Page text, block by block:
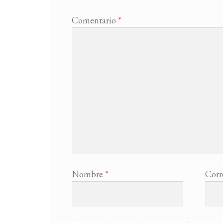
Comentario *
Nombre *